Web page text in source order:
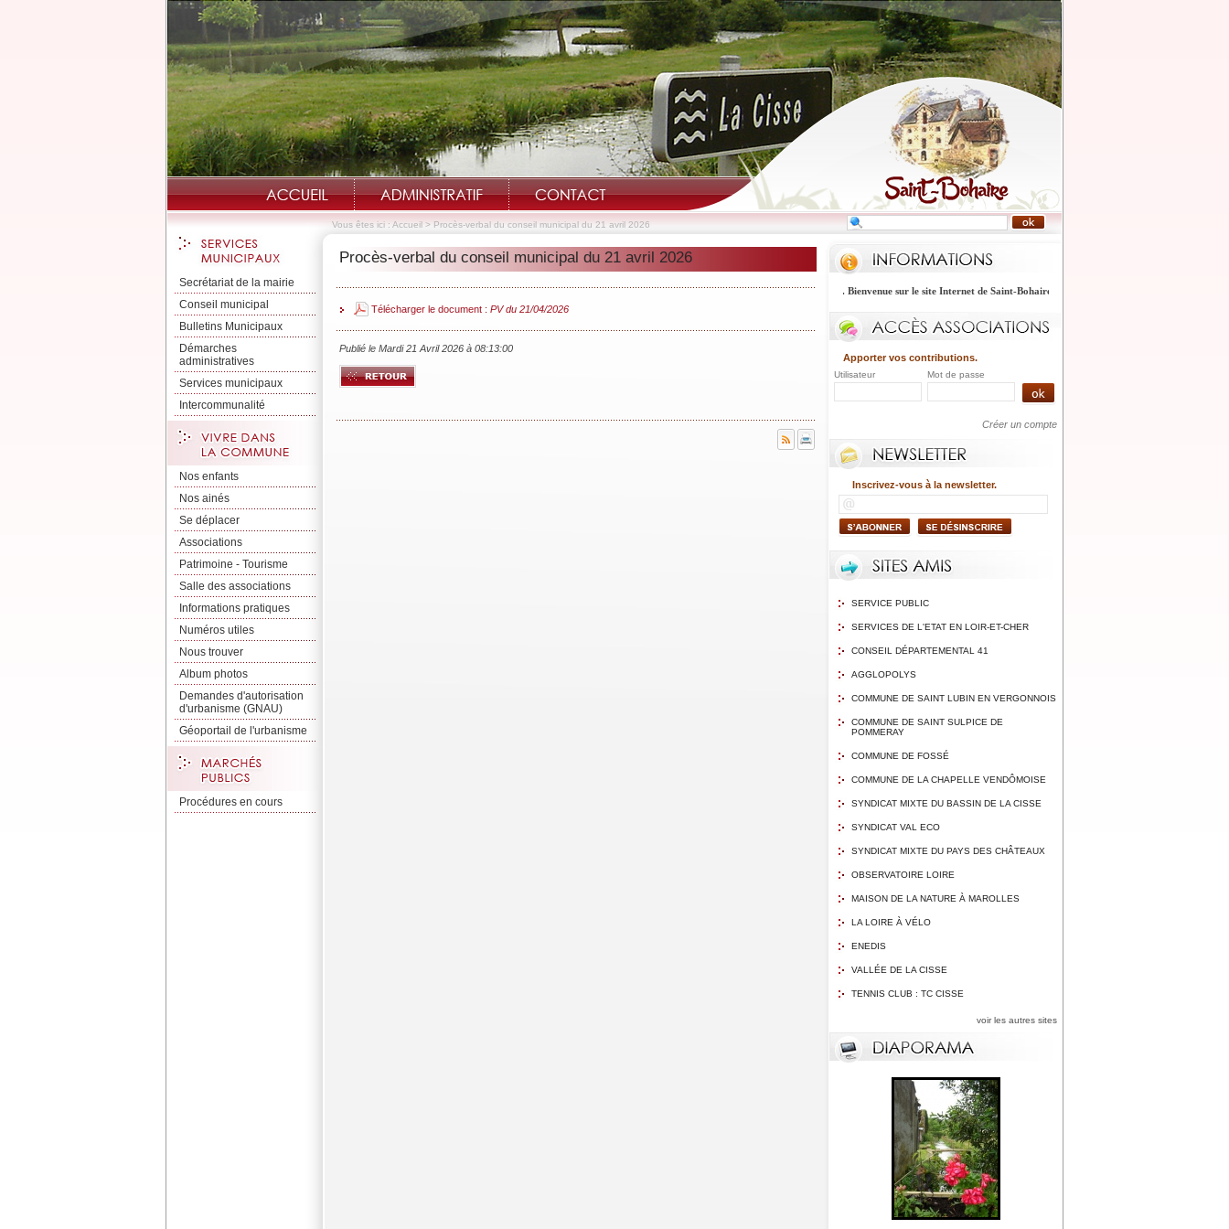
Vous êtes ici : Accueil > Procès-verbal du conseil municipal du 21 avril 2026
Secrétariat de la mairie
Conseil municipal
Bulletins Municipaux
Démarches
administratives
Services municipaux
Intercommunalité
Nos enfants
Nos ainés
Se déplacer
Associations
Patrimoine - Tourisme
Salle des associations
Informations pratiques
Numéros utiles
Nous trouver
Album photos
Demandes d'autorisation
d'urbanisme (GNAU)
Géoportail de l'urbanisme
Procédures en cours
Procès-verbal du conseil municipal du 21 avril 2026
Télécharger le document : PV du 21/04/2026
Publié le Mardi 21 Avril 2026 à 08:13:00
Bienvenue sur le site Internet de Saint-Bohaire ..... Bienvenue sur le site Internet de Saint-Bohaire .....
Apporter vos contributions.
Utilisateur Mot de passe
Créer un compte
Inscrivez-vous à la newsletter.
SERVICE PUBLIC
SERVICES DE L'ETAT EN LOIR-ET-CHER
CONSEIL DÉPARTEMENTAL 41
AGGLOPOLYS
COMMUNE DE SAINT LUBIN EN VERGONNOIS
COMMUNE DE SAINT SULPICE DE
POMMERAY
COMMUNE DE FOSSÉ
COMMUNE DE LA CHAPELLE VENDÔMOISE
SYNDICAT MIXTE DU BASSIN DE LA CISSE
SYNDICAT VAL ECO
SYNDICAT MIXTE DU PAYS DES CHÂTEAUX
OBSERVATOIRE LOIRE
MAISON DE LA NATURE À MAROLLES
LA LOIRE À VÉLO
ENEDIS
VALLÉE DE LA CISSE
TENNIS CLUB : TC CISSE
voir les autres sites